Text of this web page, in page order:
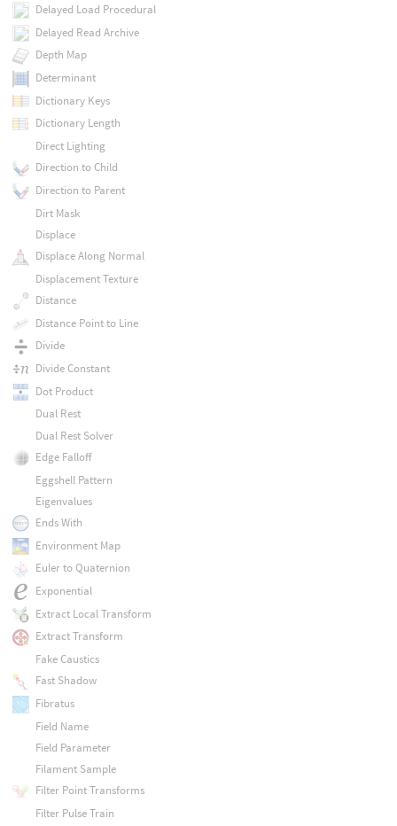
Delayed Load Procedural
Delayed Read Archive
Depth Map
Determinant
Dictionary Keys
Dictionary Length
Direct Lighting
Direction to Child
Direction to Parent
Dirt Mask
Displace
Displace Along Normal
Displacement Texture
Distance
Distance Point to Line
Divide
Divide Constant
Dot Product
Dual Rest
Dual Rest Solver
Edge Falloff
Eggshell Pattern
Eigenvalues
Ends With
Environment Map
Euler to Quaternion
Exponential
Extract Local Transform
Extract Transform
Fake Caustics
Fast Shadow
Fibratus
Field Name
Field Parameter
Filament Sample
Filter Point Transforms
Filter Pulse Train